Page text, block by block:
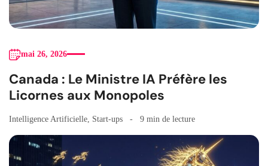
mai 26, 2026
Canada : Le Ministre IA Préfère les
Licornes aux Monopoles
Intelligence Artificielle Start-ups 9 min de lecture